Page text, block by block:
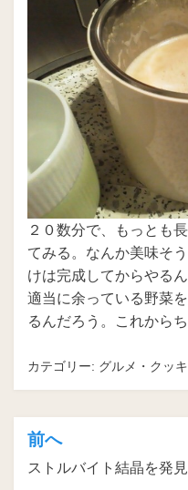
２０数分で、もっとも
てみる。なんか美味そ
けは完成してからやる
適当に余っている野菜
るんだろう。これから
カテゴリー: グルメ・クッ
投
稿
前へ
ストルバイト結晶を発見